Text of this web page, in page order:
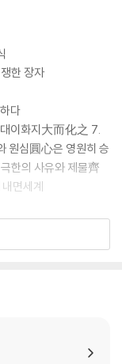
질을 『장자』에 투
오늘날 우리에게 갖
서 『장자』의 사상이
험하게 된다. 마치 시
든 것’을 대화하는 듯
국한된 철학서가 아
역사와 철학을 담은
를 『장자』라는 텍스
상하고 소통했던 경험
적인 생각들을 도출
한 장자
다
이화지大而化之 7.
원심圓心은 영원히 승
한의 사유와 제물齊
면세계
지 않는다
음양의 근심과 악